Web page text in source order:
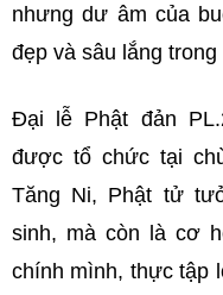
nhưng dư âm của
đẹp và sâu lắng
Đại lễ Phật đản
được tổ chức tại
Tăng Ni, Phật tử
sinh, mà còn là cơ
chính mình, thực tập